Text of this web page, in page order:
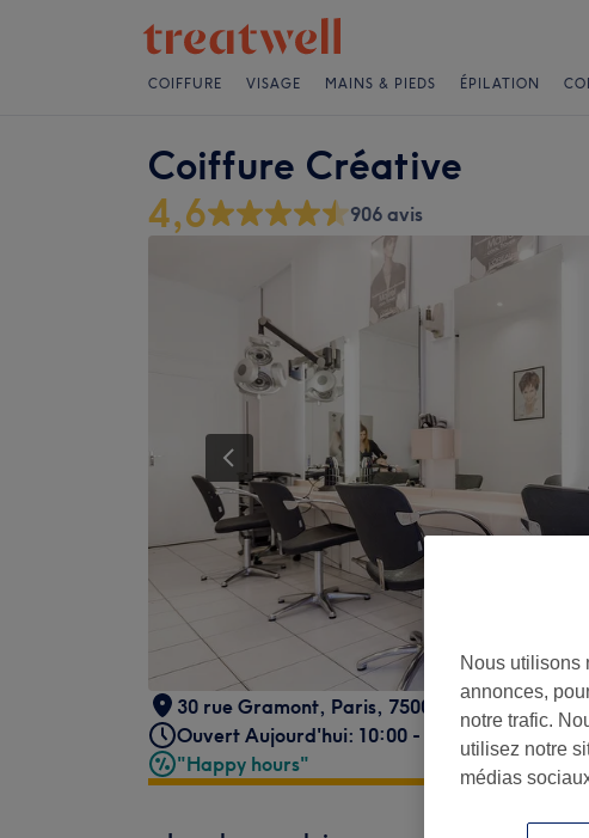
COIFFURE VISAGE MAINS & PIEDS ÉPILATION
Coiffure Créative
4,6 906 avis
30 rue Gramont, Paris, 75002
Ouvert Aujourd'hui: 10:00 - 19:00
"Happy hours"
Nous utilisons
annonces,
notre trafic.
utilisez notre
médias